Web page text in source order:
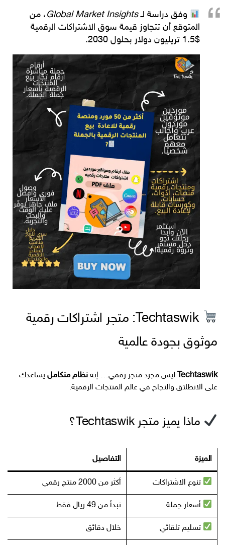
وفق دراسة لـGlobal Market Insights، من
المتوقع أن تتجاوز قيمة سوق الاشتراكات الرقمية
$1.5 تريليون دولار بحلول 2030
.
Techtaswik: متجر اشتراكات رقمية
موثوق بجودة عالمية
Techtaswik ليس مجرد متجر رقمي… إنه نظام متكامل يساعدك
على الانطلاق والنجاح في عالم المنتجات الرقمية.
ماذا يميز متجر Techtaswik؟
الميزة التفاصيل
تنوع الاشتراكات أكثر من 2000 منتج رقمي
أسعار جملة تبدأ من 49 ريال فقط
تسليم تلقائي خلال دقائق